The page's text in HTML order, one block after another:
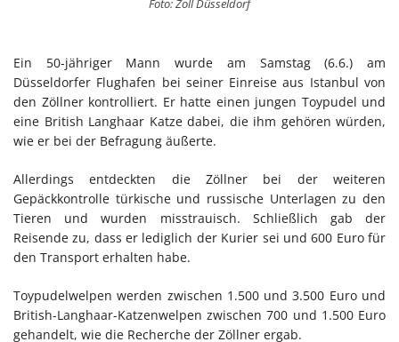
Foto: Zoll Düsseldorf
Ein 50-jähriger Mann wurde am Samstag (6.6.) am
Düsseldorfer Flughafen bei seiner Einreise aus Istanbul von
den Zöllner kontrolliert. Er hatte einen jungen Toypudel und
eine British Langhaar Katze dabei, die ihm gehören würden,
wie er bei der Befragung äußerte.
Allerdings entdeckten die Zöllner bei der weiteren
Gepäckkontrolle türkische und russische Unterlagen zu den
Tieren und wurden misstrauisch. Schließlich gab der
Reisende zu, dass er lediglich der Kurier sei und 600 Euro für
den Transport erhalten habe.
Toypudelwelpen werden zwischen 1.500 und 3.500 Euro und
British-Langhaar-Katzenwelpen zwischen 700 und 1.500 Euro
gehandelt, wie die Recherche der Zöllner ergab.